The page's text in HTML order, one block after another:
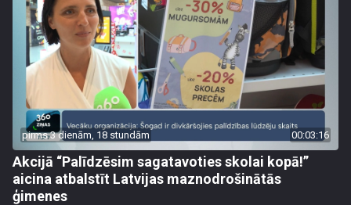
pirms 3 dienām, 18 stundām 00:03:16
Akcijā “Palīdzēsim sagatavoties skolai kopā!”
aicina atbalstīt Latvijas maznodrošinātās
ģimenes